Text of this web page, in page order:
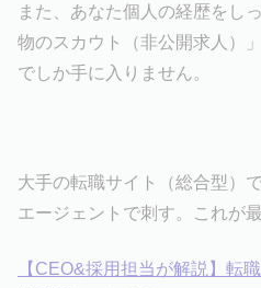
また、あなた個人の経歴をし
物のスカウト（非公開求人）
でしか手に入りません。
大手の転職サイト（総合型）
エージェントで刺す。これが
【CEO&採用担当が解説】転